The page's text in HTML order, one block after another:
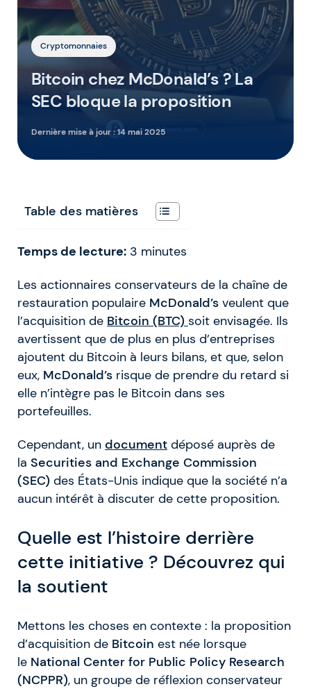
Cryptomonnaies
Bitcoin chez McDonald’s ? La
SEC bloque la proposition
Dernière mise à jour :14 mai 2025
Table des matières
Temps de lecture: 3 minutes
Les actionnaires conservateurs de la chaîne de
restauration populaire McDonald’s veulent que
l’acquisition de Bitcoin (BTC) soit envisagée. Ils
avertissent que de plus en plus d’entreprises
ajoutent du Bitcoin à leurs bilans, et que, selon
eux, McDonald’s risque de prendre du retard si
elle n’intègre pas le Bitcoin dans ses
portefeuilles.
Cependant, un document déposé auprès de
la Securities and Exchange Commission
(SEC) des États-Unis indique que la société n’a
aucun intérêt à discuter de cette proposition.
Quelle est l’histoire derrière
cette initiative ? Découvrez qui
la soutient
Mettons les choses en contexte : la proposition
d’acquisition de Bitcoin est née lorsque
le National Center for Public Policy Research
(NCPPR), un groupe de réflexion conservateur